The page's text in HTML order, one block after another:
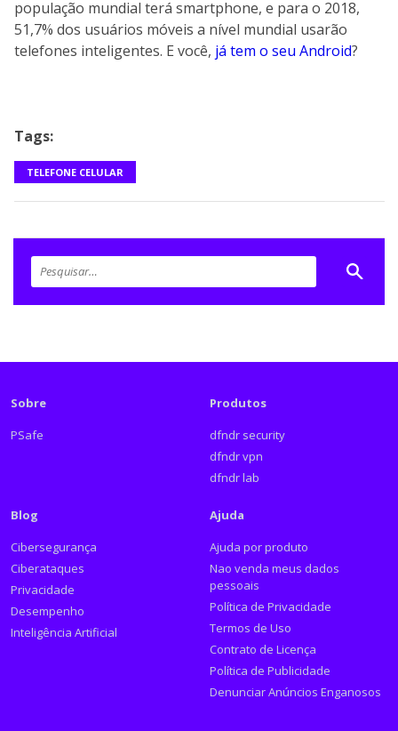
população mundial terá smartphone, e para o 2018,
51,7% dos usuários móveis a nível mundial usarão
telefones inteligentes. E você, já tem o seu Android?
Tags:
TELEFONE CELULAR
Sobre
PSafe
Produtos
dfndr security
dfndr vpn
dfndr lab
Blog
Cibersegurança
Ciberataques
Privacidade
Desempenho
Inteligência Artificial
Ajuda
Ajuda por produto
Nao venda meus dados
pessoais
Política de Privacidade
Termos de Uso
Contrato de Licença
Política de Publicidade
Denunciar Anúncios Enganosos